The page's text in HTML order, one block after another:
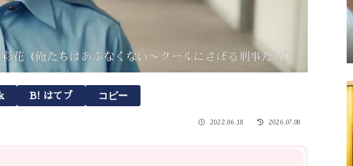
花（俺たちはあぶなくない〜クールにさぼる刑事たち）
B! はてブ コピー
2022.06.18 2026.07.08